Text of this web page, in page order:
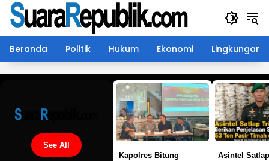
Langsung
konten
Beranda
Politik Hukum Ekonomi Lingkungan
See All
Kapolres Bitung
Asintel